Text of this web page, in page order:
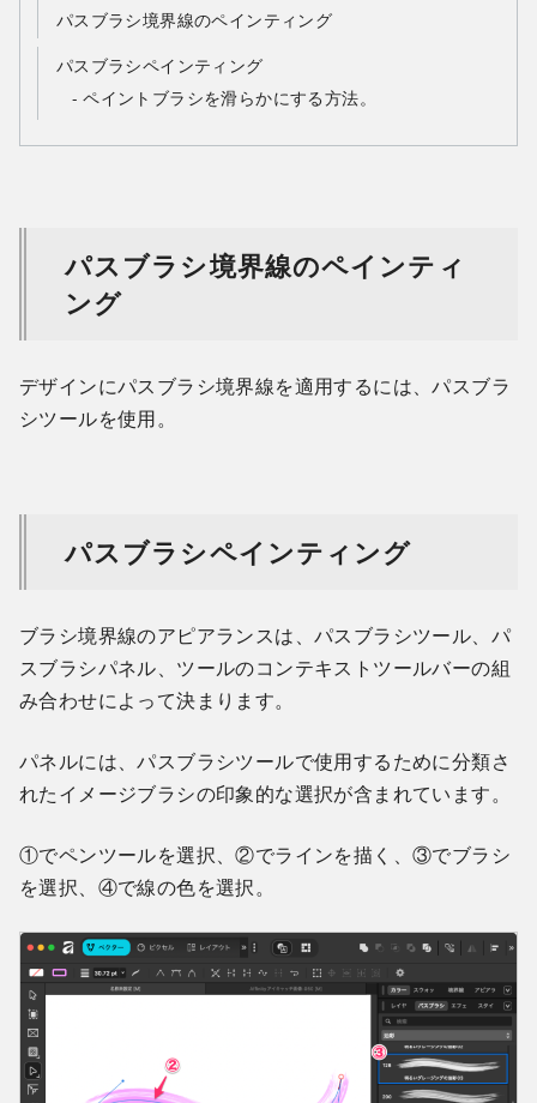
パスブラシ境界線のペインティング
パスブラシペインティング
ペイントブラシを滑らかにする方法。
パスブラシ境界線のペインティ
ング
デザインにパスブラシ境界線を適用するには、パスブラ
シツールを使用。
パスブラシペインティング
ブラシ境界線のアピアランスは、パスブラシツール、パ
スブラシパネル、ツールのコンテキストツールバーの組
み合わせによって決まります。
パネルには、パスブラシツールで使用するために分類さ
れたイメージブラシの印象的な選択が含まれています。
①でペンツールを選択、②でラインを描く、③でブラシ
を選択、④で線の色を選択。